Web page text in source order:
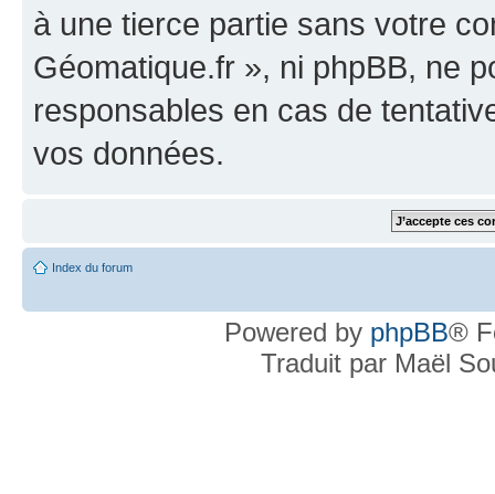
à une tierce partie sans votre
Géomatique.fr », ni phpBB, ne
responsables en cas de
vos données.
Index du forum
Powered by phpBB®
Traduit par Maël